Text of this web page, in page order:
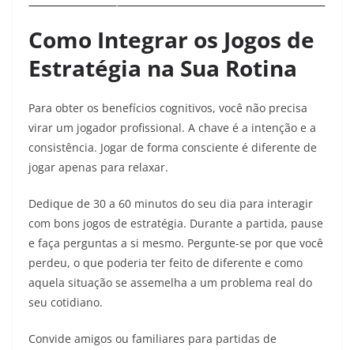
Como Integrar os Jogos de
Estratégia na Sua Rotina
Para obter os benefícios cognitivos, você não precisa
virar um jogador profissional. A chave é a intenção e a
consistência. Jogar de forma consciente é diferente de
jogar apenas para relaxar.
Dedique de 30 a 60 minutos do seu dia para interagir
com bons jogos de estratégia. Durante a partida, pause
e faça perguntas a si mesmo. Pergunte-se por que você
perdeu, o que poderia ter feito de diferente e como
aquela situação se assemelha a um problema real do
seu cotidiano.
Convide amigos ou familiares para partidas de